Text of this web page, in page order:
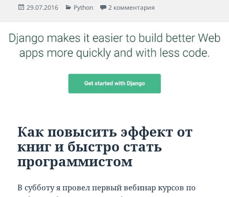
Опубликовано
29.07.2016 Рубрики
Python 2 комментария
Как повысить эффект от
книг и быстро стать
программистом
В субботу я провел первый вебинар курсов по